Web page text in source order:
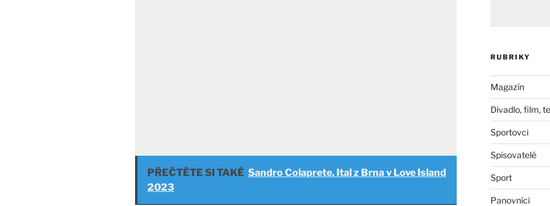
PŘEČTĚTE SI TAKÉ Sandro Colaprete. Ital z Brna v Love Island
2023
RUBRIKY
Magazín
Divadlo, film,
Sportovci
Spisovatelé
Sport
Panovníci